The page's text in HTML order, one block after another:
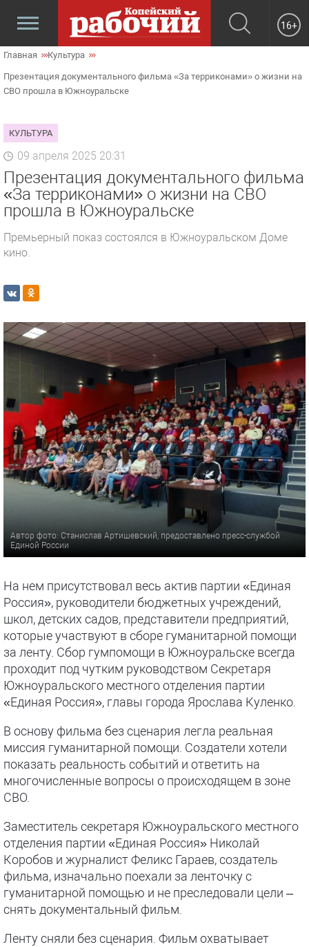
16+
Главная Культура
Презентация документального фильма «За терриконами» о жизни на
СВО прошла в Южноуральске
КУЛЬТУРА
09 апреля 2025 20:31
Презентация документального фильма
«За терриконами» о жизни на СВО
прошла в Южноуральске
Премьерный показ состоялся в Южноуральском Доме
кино.
Автор фото: Станислав Артишевский, предоставлено пресс-службой
Единой России
На нем присутствовал весь актив партии «Единая
Россия», руководители бюджетных учреждений,
школ, детских садов, представители предприятий,
которые участвуют в сборе гуманитарной помощи
за ленту. Сбор гумпомощи в Южноуральске всегда
проходит под чутким руководством Секретаря
Южноуральского местного отделения партии
«Единая Россия», главы города Ярослава Куленко.
В основу фильма без сценария легла реальная
миссия гуманитарной помощи. Создатели хотели
показать реальность событий и ответить на
многочисленные вопросы о происходящем в зоне
СВО.
Заместитель секретаря Южноуральского местного
отделения партии «Единая Россия» Николай
Коробов и журналист Феликс Гараев, создатель
фильма, изначально поехали за ленточку с
гуманитарной помощью и не преследовали цели –
снять документальный фильм.
Ленту сняли без сценария. Фильм охватывает